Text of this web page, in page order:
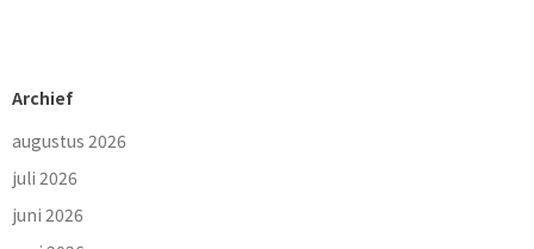
Archief
augustus 2026
juli 2026
juni 2026